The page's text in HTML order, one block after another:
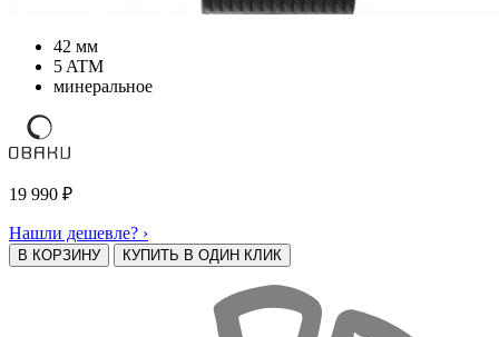
42 мм
5 ATM
минеральное
19 990 ₽
Нашли дешевле? ›
В КОРЗИНУ КУПИТЬ В ОДИН КЛИК